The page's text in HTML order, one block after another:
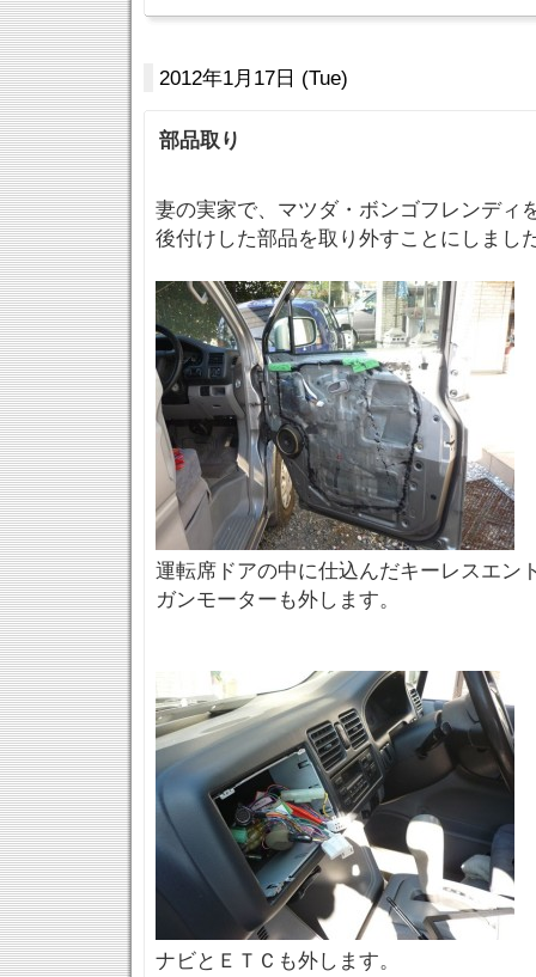
2012年1月17日 (Tue)
部品取り
妻の実家で、マツダ・ボンゴフレンディ
後付けした部品を取り外すことにしまし
運転席ドアの中に仕込んだキーレスエン
ガンモーターも外します。
ナビとＥＴＣも外します。